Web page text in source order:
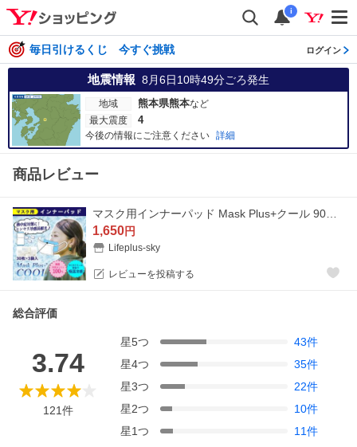
i
毎日引けるくじ 今すぐ挑戦 ログイン
地震情報 8月6日10時49分ごろ発生
地域 熊本県熊本など
最大震度
4
今後の情報にご注意ください 詳細
商品レビュー
1,650円
Lifeplus-sky
レビューを投稿する
総合評価
3.74
121件
星5つ 43件
星4つ 35件
星3つ 22件
星2つ 10件
星1つ 11件